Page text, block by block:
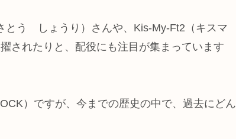
とう しょうり）さんや、Kis-My‐Ft2（キスマ
されたりと、配役にも注目が集まっています
）ですが、今までの歴史の中で、過去にどん